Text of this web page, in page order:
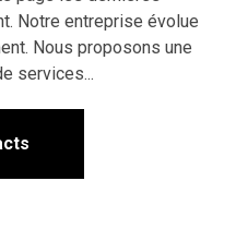
Notre entreprise évolue
Nous proposons une
services...